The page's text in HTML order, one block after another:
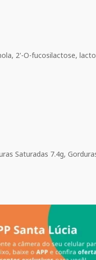
2'-O-fucosilactose,
Saturadas 7.4g,